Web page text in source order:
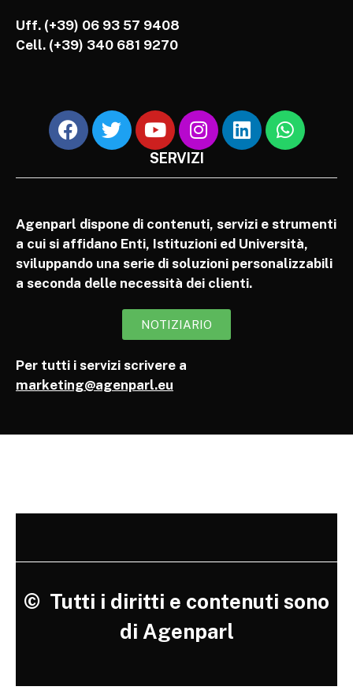
Uff. (+39) 06 93 57 9408
Cell. (+39) 340 681 9270
SERVIZI
Agenparl dispone di contenuti, servizi e strumenti
a cui si affidano Enti, Istituzioni ed Università,
sviluppando una serie di soluzioni personalizzabili
a seconda delle necessità dei clienti.
NOTIZIARIO
Per tutti i servizi scrivere a
marketing@agenparl.eu
© Tutti i diritti e contenuti sono
di Agenparl